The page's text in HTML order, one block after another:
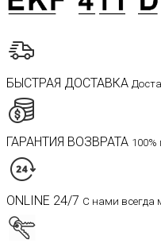
БЫСТРАЯ ДОСТАВКА
ГАРАНТИЯ ВОЗВРАТА 100%
ONLINE 24/7 С нами всегда